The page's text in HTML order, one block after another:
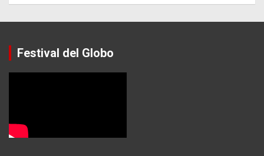
Festival del Globo